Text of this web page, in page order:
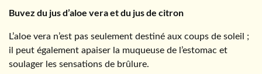
Buvez du jus d’aloe vera et du jus de citron
L’aloe vera n’est pas seulement destiné aux coups de soleil ;
il peut également apaiser la muqueuse de l’estomac et
soulager les sensations de brûlure.